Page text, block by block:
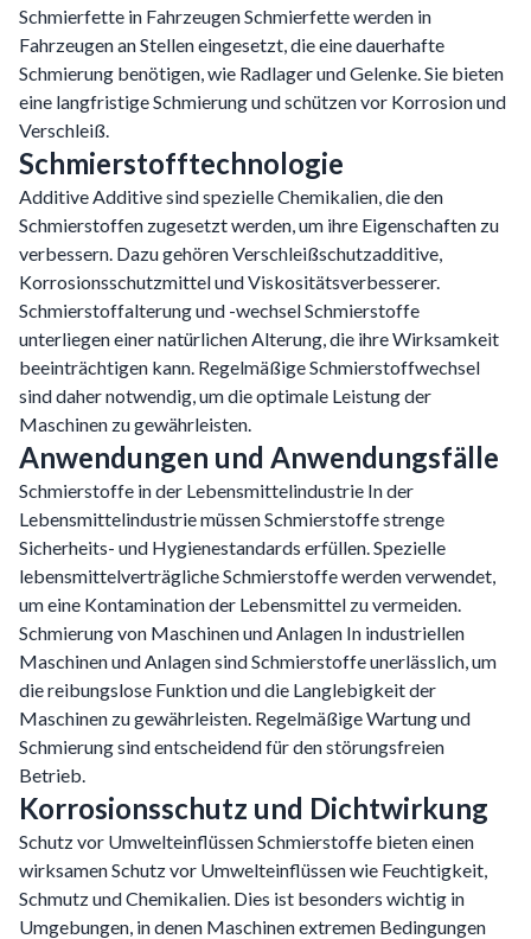
Schmierfette in Fahrzeugen Schmierfette werden in
Fahrzeugen an Stellen eingesetzt, die eine dauerhafte
Schmierung benötigen, wie Radlager und Gelenke. Sie bieten
eine langfristige Schmierung und schützen vor Korrosion und
Verschleiß.
Schmierstofftechnologie
Additive Additive sind spezielle Chemikalien, die den
Schmierstoffen zugesetzt werden, um ihre Eigenschaften zu
verbessern. Dazu gehören Verschleißschutzadditive,
Korrosionsschutzmittel und Viskositätsverbesserer.
Schmierstoffalterung und -wechsel Schmierstoffe
unterliegen einer natürlichen Alterung, die ihre Wirksamkeit
beeinträchtigen kann. Regelmäßige Schmierstoffwechsel
sind daher notwendig, um die optimale Leistung der
Maschinen zu gewährleisten.
Anwendungen und Anwendungsfälle
Schmierstoffe in der Lebensmittelindustrie In der
Lebensmittelindustrie müssen Schmierstoffe strenge
Sicherheits- und Hygienestandards erfüllen. Spezielle
lebensmittelverträgliche Schmierstoffe werden verwendet,
um eine Kontamination der Lebensmittel zu vermeiden.
Schmierung von Maschinen und Anlagen In industriellen
Maschinen und Anlagen sind Schmierstoffe unerlässlich, um
die reibungslose Funktion und die Langlebigkeit der
Maschinen zu gewährleisten. Regelmäßige Wartung und
Schmierung sind entscheidend für den störungsfreien
Betrieb.
Korrosionsschutz und Dichtwirkung
Schutz vor Umwelteinflüssen Schmierstoffe bieten einen
wirksamen Schutz vor Umwelteinflüssen wie Feuchtigkeit,
Schmutz und Chemikalien. Dies ist besonders wichtig in
Umgebungen, in denen Maschinen extremen Bedingungen